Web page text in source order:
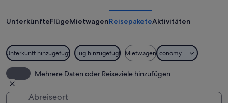
UnterkünfteFlügeMietwagenReisepaketeAktivitäten
Unterkunft hinzugefügt Flug hinzugefügt MietwagenEconomy
Mehrere Daten oder Reiseziele hinzufügen
Abreiseort